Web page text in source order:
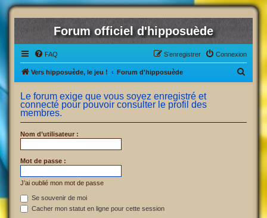
Forum officiel d'hipposuède
FAQ Connexion
S’enregistrer
Vers hipposuède, le jeu ! Forum d'hipposuède
Le forum exige que vous soyez enregistré et
connecté pour pouvoir consulter le profil des
membres.
Nom d’utilisateur :
Mot de passe :
J’ai oublié mon mot de passe
Se souvenir de moi
Cacher mon statut en ligne pour cette session